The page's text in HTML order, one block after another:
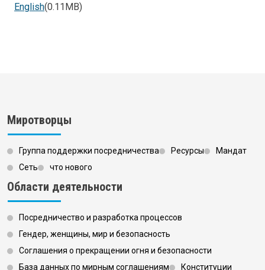
English(0.11MB)
Миротворцы
Группа поддержки посредничества Ресурсы
Мандат
Сеть
что нового
Области деятельности
Посредничество и разработка процессов
Гендер, женщины, мир и безопасность
Соглашения о прекращении огня и безопасности
База данных по мирным соглашениям
Конституции